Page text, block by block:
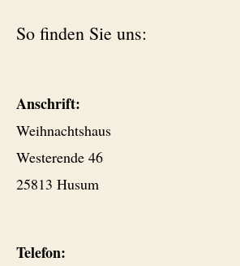
So finden Sie uns:
Anschrift:
Weihnachtshaus
Westerende 46
25813 Husum
Telefon: